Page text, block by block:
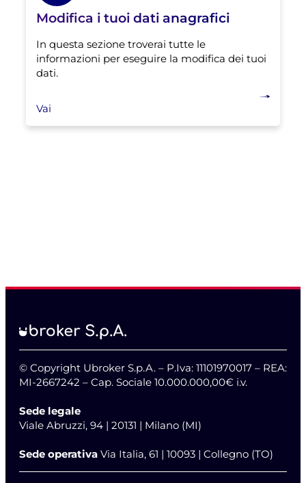
Modifica i tuoi dati anagrafici
In questa sezione troverai tutte le
informazioni per eseguire la modifica dei tuoi
dati.
Vai
© Copyright Ubroker S.p.A. – P.Iva: 11101970017 – REA:
MI-2667242 – Cap. Sociale 10.000.000,00€ i.v.
Sede legale
Viale Abruzzi, 94 | 20131 | Milano (MI)
Sede operativa Via Italia, 61 | 10093 | Collegno (TO)